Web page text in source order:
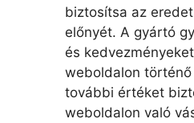
biztosítsa az
előnyét. A gyártó
és
weboldalon
további értéket
weboldalon való